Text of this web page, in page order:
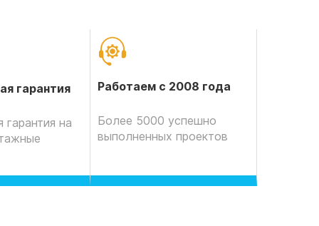
гарантия
гарантия на
Работаем с 2008 года
Более 5000 успешно
выполненных проектов